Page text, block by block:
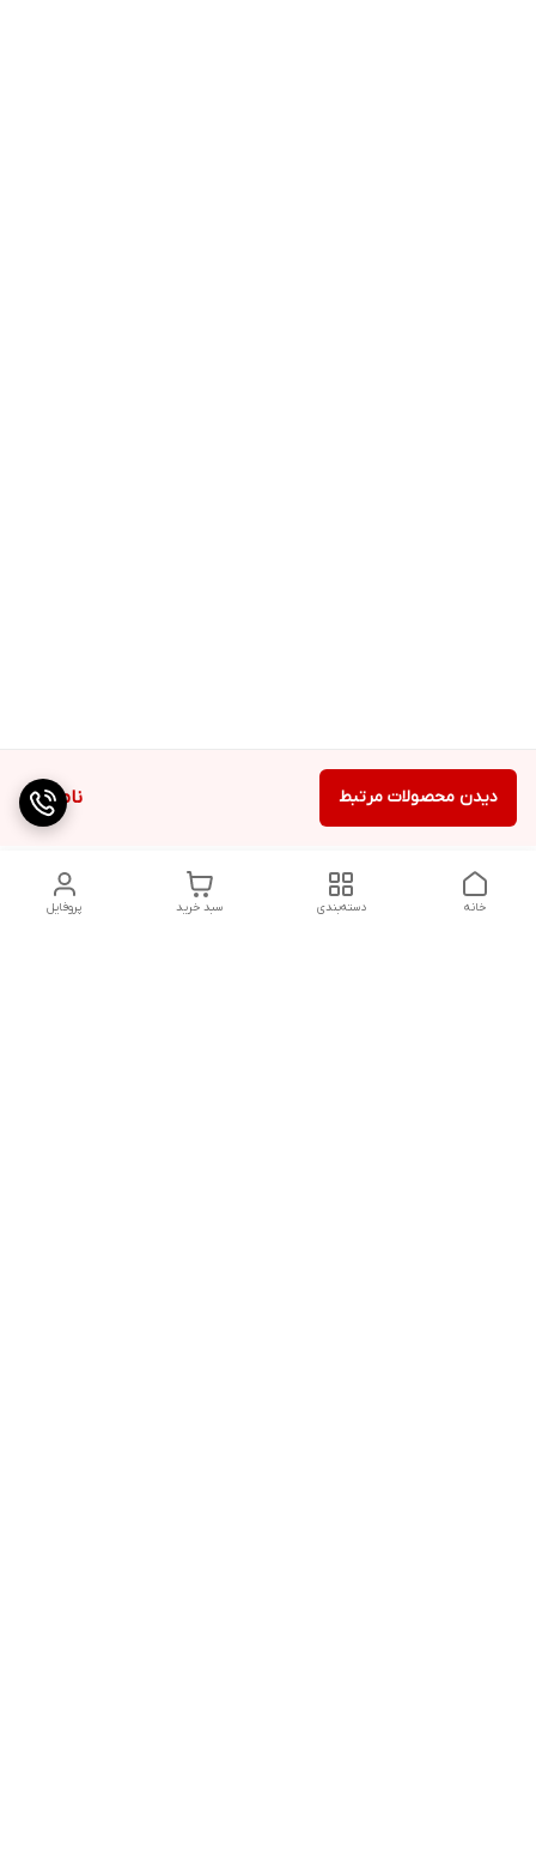
ناموجود دیدن محصولات مرتبط
پروفایل سبد خرید دسته‌بندی خانه